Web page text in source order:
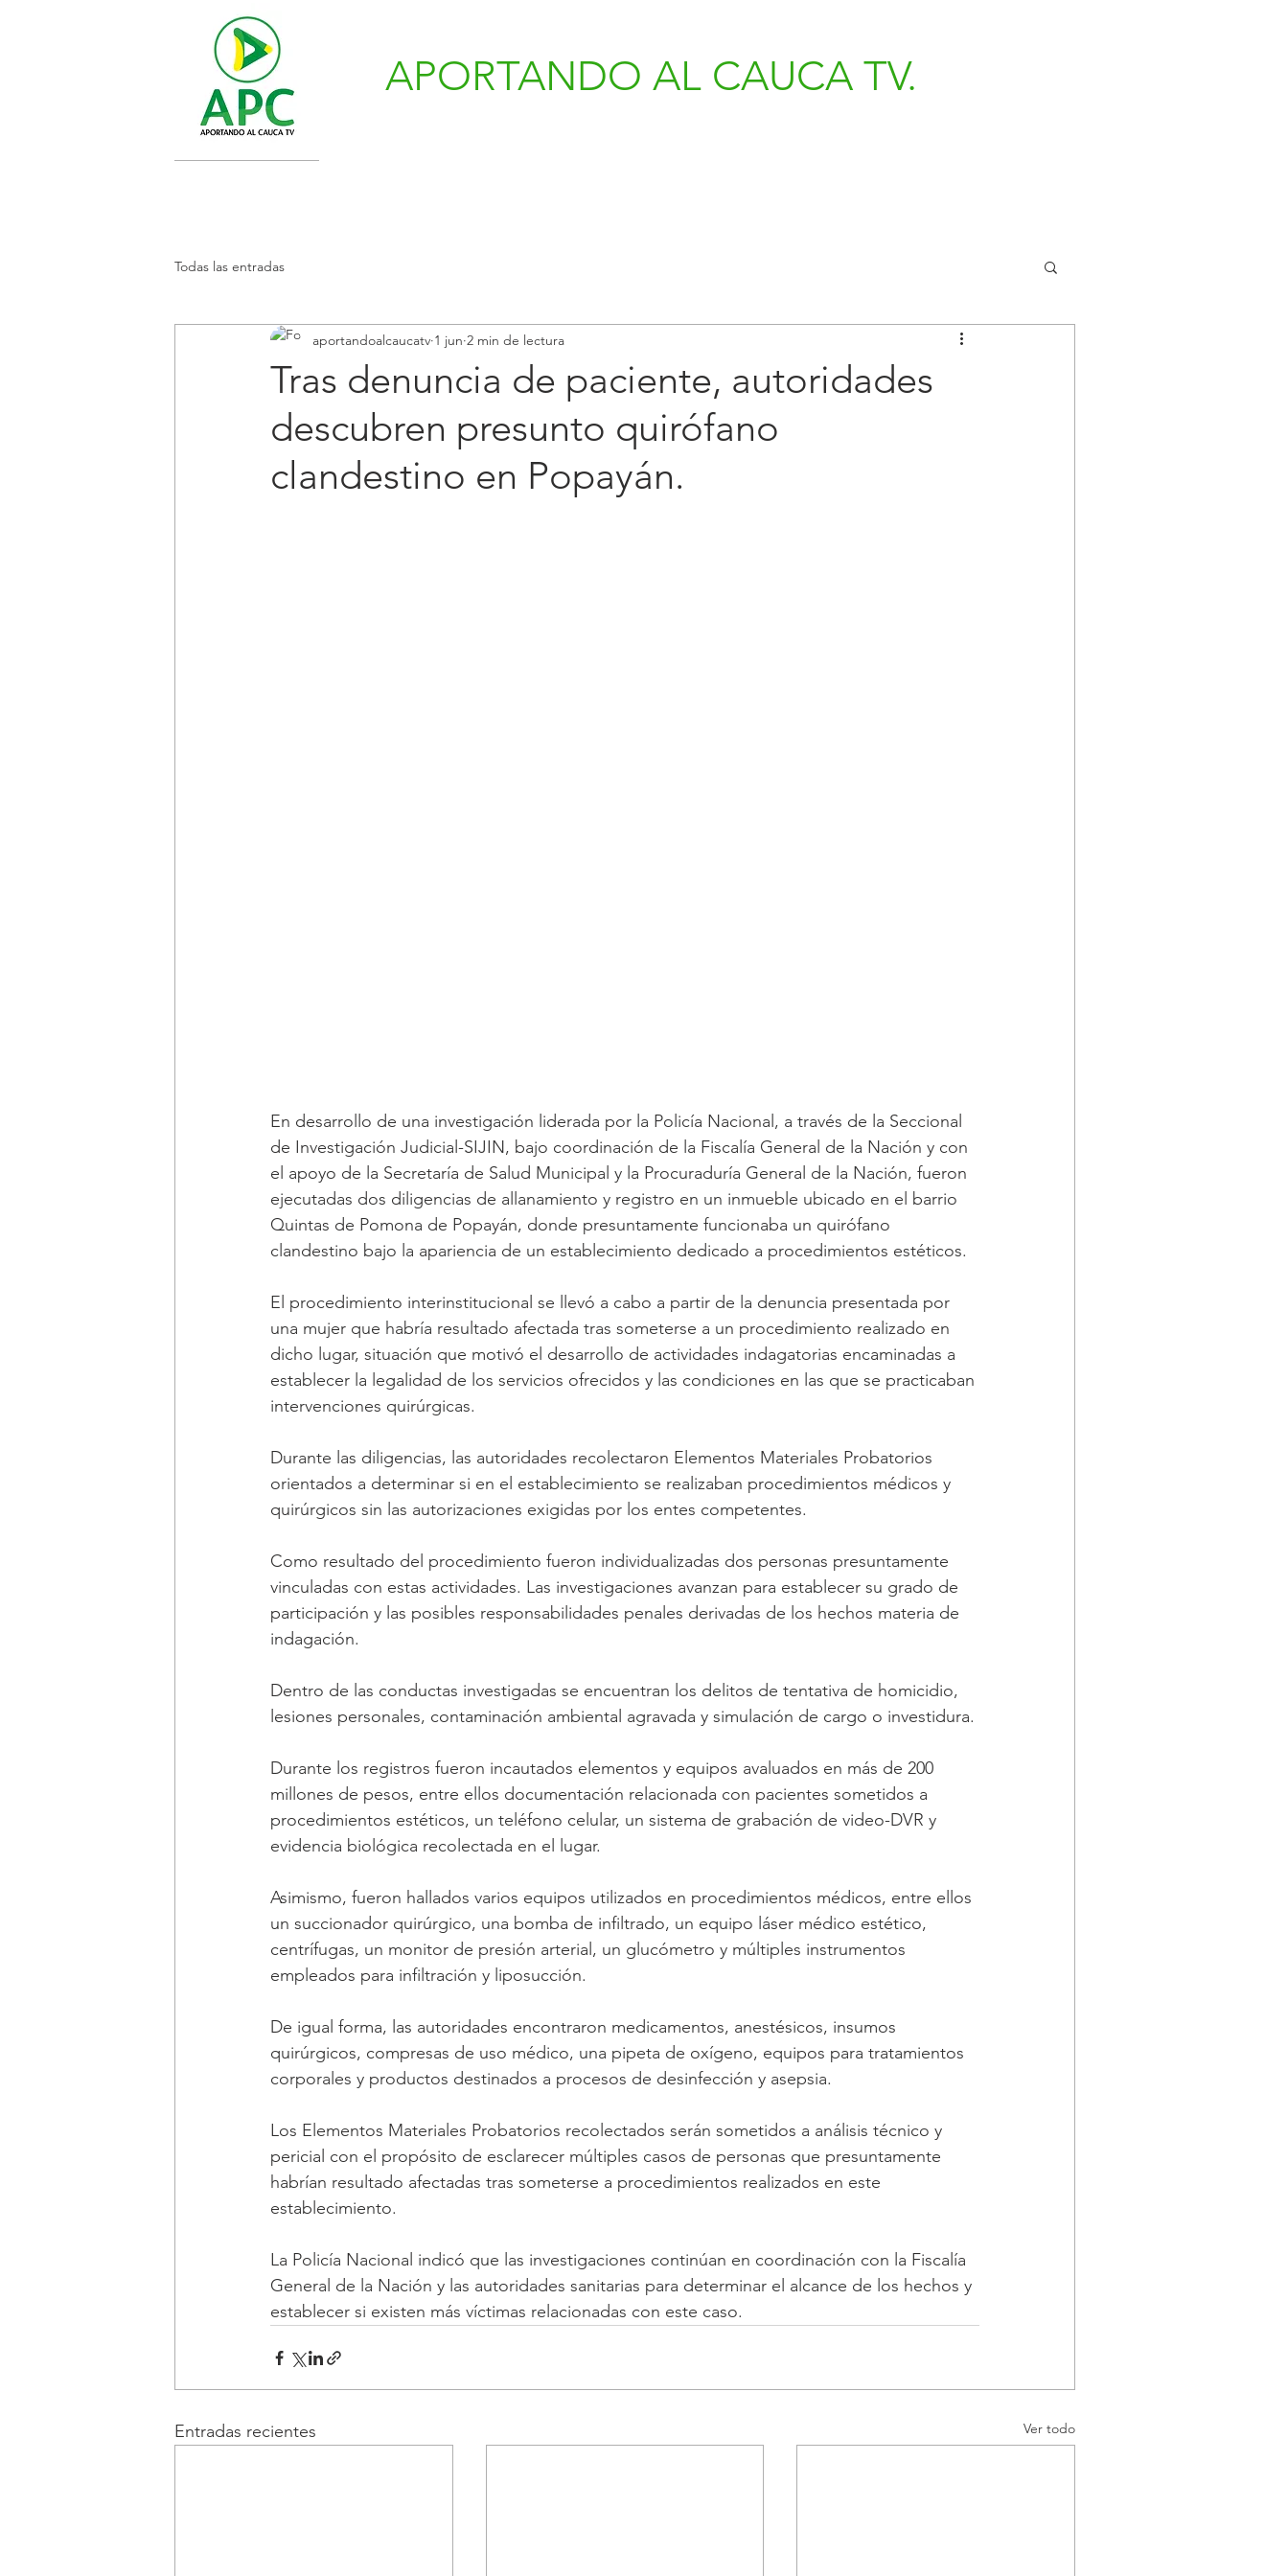
APORTANDO AL CAUCA TV.
Todas las entradas
Tras denuncia de paciente, autoridades
descubren presunto quirófano
clandestino en Popayán.
aportandoalcaucatv 1 jun 2 min de lectura
En desarrollo de una investigación liderada por la Policía Nacional, a través de la Seccional
de Investigación Judicial-SIJIN, bajo coordinación de la Fiscalía General de la Nación y con
el apoyo de la Secretaría de Salud Municipal y la Procuraduría General de la Nación, fueron
ejecutadas dos diligencias de allanamiento y registro en un inmueble ubicado en el barrio
Quintas de Pomona de Popayán, donde presuntamente funcionaba un quirófano
clandestino bajo la apariencia de un establecimiento dedicado a procedimientos estéticos.
El procedimiento interinstitucional se llevó a cabo a partir de la denuncia presentada por
una mujer que habría resultado afectada tras someterse a un procedimiento realizado en
dicho lugar, situación que motivó el desarrollo de actividades indagatorias encaminadas a
establecer la legalidad de los servicios ofrecidos y las condiciones en las que se practicaban
intervenciones quirúrgicas.
Durante las diligencias, las autoridades recolectaron Elementos Materiales Probatorios
orientados a determinar si en el establecimiento se realizaban procedimientos médicos y
quirúrgicos sin las autorizaciones exigidas por los entes competentes.
Como resultado del procedimiento fueron individualizadas dos personas presuntamente
vinculadas con estas actividades. Las investigaciones avanzan para establecer su grado de
participación y las posibles responsabilidades penales derivadas de los hechos materia de
indagación.
Dentro de las conductas investigadas se encuentran los delitos de tentativa de homicidio,
lesiones personales, contaminación ambiental agravada y simulación de cargo o investidura.
Durante los registros fueron incautados elementos y equipos avaluados en más de 200
millones de pesos, entre ellos documentación relacionada con pacientes sometidos a
procedimientos estéticos, un teléfono celular, un sistema de grabación de video-DVR y
evidencia biológica recolectada en el lugar.
Asimismo, fueron hallados varios equipos utilizados en procedimientos médicos, entre ellos
un succionador quirúrgico, una bomba de infiltrado, un equipo láser médico estético,
centrífugas, un monitor de presión arterial, un glucómetro y múltiples instrumentos
empleados para infiltración y liposucción.
De igual forma, las autoridades encontraron medicamentos, anestésicos, insumos
quirúrgicos, compresas de uso médico, una pipeta de oxígeno, equipos para tratamientos
corporales y productos destinados a procesos de desinfección y asepsia.
Los Elementos Materiales Probatorios recolectados serán sometidos a análisis técnico y
pericial con el propósito de esclarecer múltiples casos de personas que presuntamente
habrían resultado afectadas tras someterse a procedimientos realizados en este
establecimiento.
La Policía Nacional indicó que las investigaciones continúan en coordinación con la Fiscalía
General de la Nación y las autoridades sanitarias para determinar el alcance de los hechos y
establecer si existen más víctimas relacionadas con este caso.
Entradas recientes Ver todo